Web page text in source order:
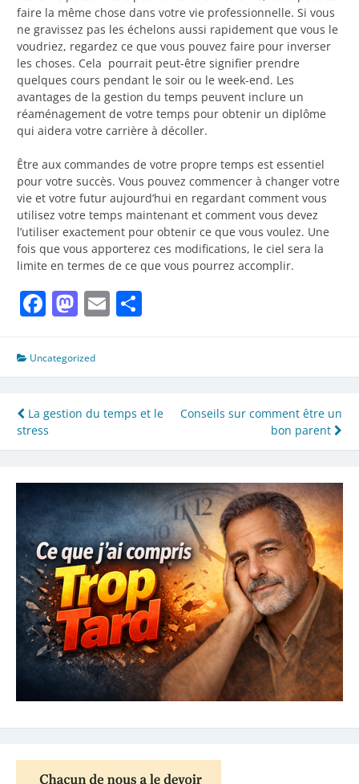
faire la même chose dans votre vie professionnelle. Si vous
ne gravissez pas les échelons aussi rapidement que vous le
voudriez, regardez ce que vous pouvez faire pour inverser
les choses. Cela pourrait peut-être signifier prendre
quelques cours pendant le soir ou le week-end. Les
avantages de la gestion du temps peuvent inclure un
réaménagement de votre temps pour obtenir un diplôme
qui aidera votre carrière à décoller.
Être aux commandes de votre propre temps est essentiel
pour votre succès. Vous pouvez commencer à changer votre
vie et votre futur aujourd’hui en regardant comment vous
utilisez votre temps maintenant et comment vous devez
l’utiliser exactement pour obtenir ce que vous voulez. Une
fois que vous apporterez ces modifications, le ciel sera la
limite en termes de ce que vous pourrez accomplir.
Facebook
Mastodon
Email
Uncategorized
Navigation
de
La gestion du temps et le
stress
Conseils sur comment être un
bon parent